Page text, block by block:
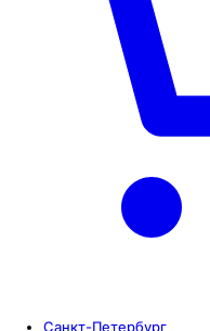
Санкт-Петербург